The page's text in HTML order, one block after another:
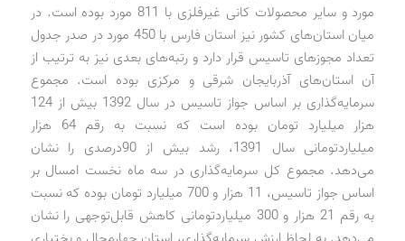
مورد و سایر محصولات کانی غیرفلزی با 811 مورد بوده است. در
میان استان‌های کشور نیز استان فارس با 450 مورد در صدر جدول
تعداد مجوزهای تاسیس قرار دارد و رتبه‌های بعدی نیز به ترتیب از
آن استان‌های آذربایجان شرقی و مرکزی بوده است. مجموع
سرمایه‌گذاری بر اساس جواز تاسیس در سال 1392 بیش از 124
هزار میلیارد تومان بوده است که نسبت به رقم 64 هزار
میلیارد‌تومانی سال 1391، رشد بیش از 90‌درصدی را نشان
می‌دهد. مجموع کل سرمایه‌گذاری در سه ماه نخست امسال بر
اساس جواز تاسیس، 11 هزار و 700 میلیارد تومان بوده که نسبت
به رقم 21 هزار و 300 میلیارد‌تومانی کاهش قابل‌توجهی را نشان